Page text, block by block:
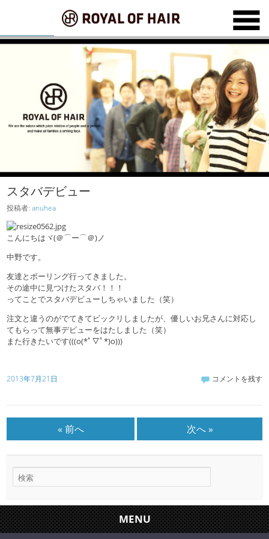
スタバデビュー
投稿者:anuhea
こんにちはヾ(＠⌒ー⌒＠)ノ
中野です。
友達とボーリング行ってきました。
その途中に見つけたスタバ！！！
ってことでスタバデビューしちゃいました（笑）
注文と違うのがでてきてビックリしましたが、優しいお兄さんに対応し
てもらって無事デビューをはたしました（笑）
また行きたいです(((o(*ﾟ▽ﾟ*)o)))
2013年7月21日 コメントを残す
« 前へ 次へ »
MENU